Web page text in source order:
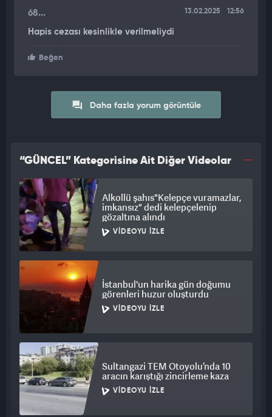
68... 13.02.2025 12:56
Hapis cezası kesinlikle verilmeliydi
Beğen
Daha fazla yorum görüntüle
“GÜNCEL” Kategorisine Ait Diğer Videolar
Alkollü şahıs"Kelepçe vuramazlar,
imkansız" dedi kelepçelenip
gözaltına alındı
VIDEOYU İZLE
İstanbul'un harika gün doğumu
görenleri huzur oluşturdu
VIDEOYU İZLE
Sultangazi TEM Otoyolu’nda 10
aracın karıştığı zincirleme kaza
VIDEOYU İZLE